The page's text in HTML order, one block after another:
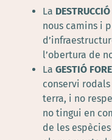
La DESTRUCCIÓ
nous camins i
l’obertura de
La GESTIÓ
conservi
terra, i no
no tingui en
de les